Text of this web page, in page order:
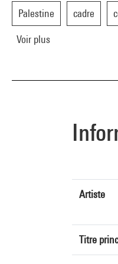
Palestine cadre
Voir plus
Artiste
Titre